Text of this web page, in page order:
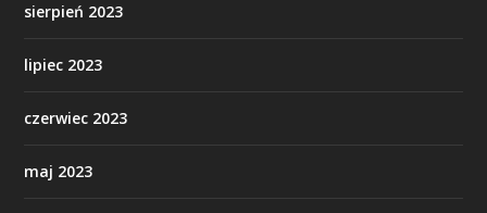
sierpień 2023
lipiec 2023
czerwiec 2023
maj 2023